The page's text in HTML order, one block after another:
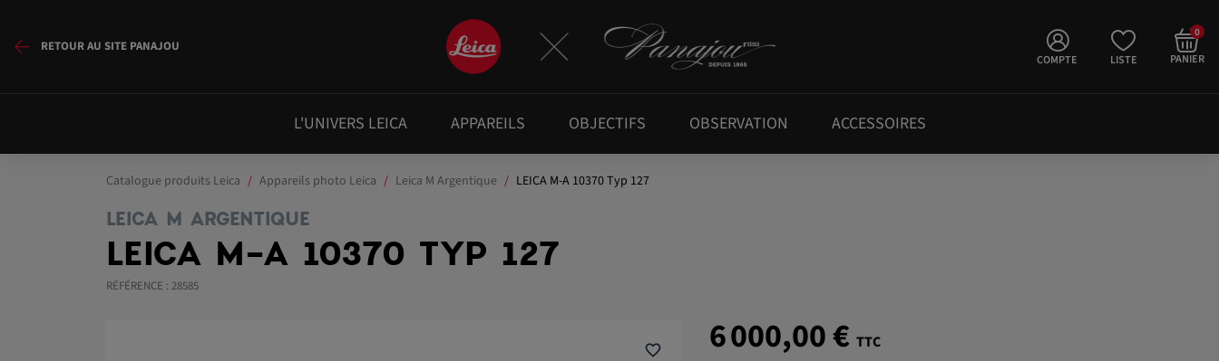
RETOUR AU SITE PANAJOU
LISTE
COMPTE PANIER
0
L'UNIVERS LEICA APPAREILS OBJECTIFS OBSERVATION ACCESSOIRES
Catalogue produits Leica Appareils photo Leica Leica M Argentique LEICA M-A 10370 Typ 127
LEICA M ARGENTIQUE
LEICA M-A 10370 TYP 127
RÉFÉRENCE : 28585
favorite_border 6 000,00 € TTC